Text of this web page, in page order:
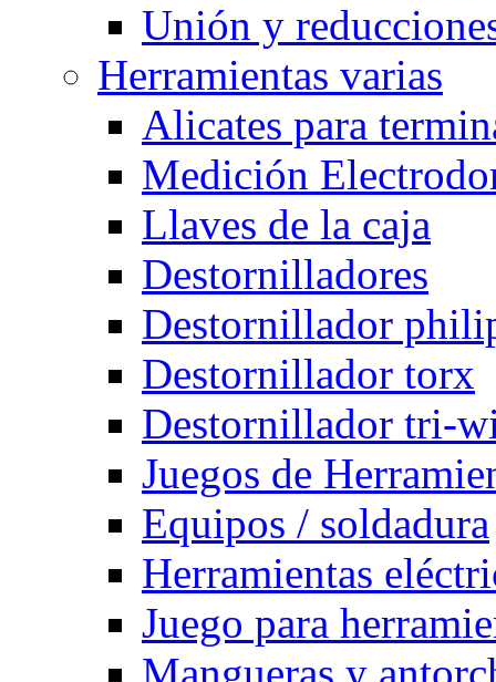
Unión y
Herramientas varias
Alicates para
Medición
Llaves de la caja
Destornilladores
Destornillador
Destornillador torx
Destornillador tri-
Juegos de
Equipos / soldadura
Herramientas
Juego para